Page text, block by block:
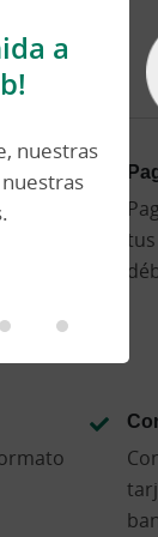
para
a
nuestras